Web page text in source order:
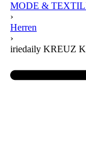
MODE &
›
Herren
›
iriedaily KREUZ
navigation